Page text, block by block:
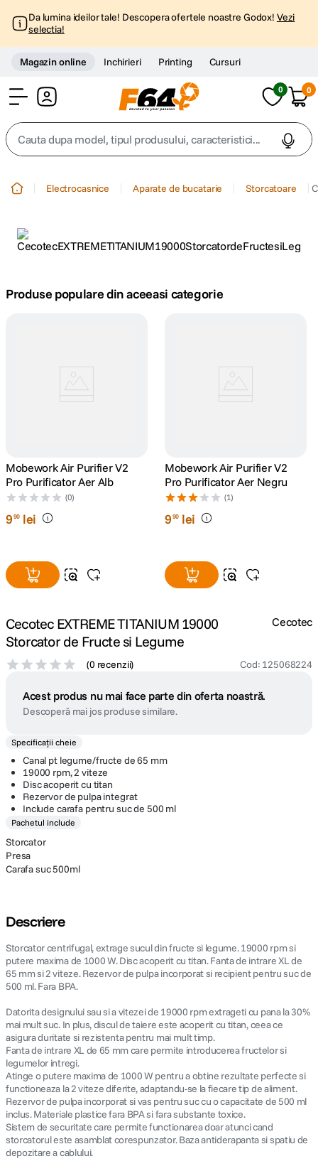
Da lumina ideilor tale! Descopera ofertele noastre Godox! Vezi
selectia!
Magazin online Inchirieri Printing Cursuri
0 0
Cauta dupa model, tipul produsului, caracteristici...
2. trepied
canon sx740 hs
9. dji mic mini
10 .
Electrocasnice Aparate de bucatarie Storcatoare
Produse populare din aceeasi categorie
Mobework Air Purifier V2
Pro Purificator Aer Alb
(0)
990 lei
Mobework Air Purifier V2
Pro Purificator Aer Negru
(1)
990 lei
Cecotec EXTREME TITANIUM 19000
Storcator de Fructe si Legume
(0 recenzii) Cod: 125068224
Cecotec
Acest produs nu mai face parte din oferta noastră.
Descoperă mai jos produse similare.
Specificații cheie
Canal pt legume/fructe de 65 mm
19000 rpm, 2 viteze
Disc acoperit cu titan
Rezervor de pulpa integrat
Include carafa pentru suc de 500 ml
Pachetul include
Storcator
Presa
Carafa suc 500ml
Descriere
Storcator centrifugal, extrage sucul din fructe si legume. 19000 rpm si
putere maxima de 1000 W. Disc acoperit cu titan. Fanta de intrare XL de
65 mm si 2 viteze. Rezervor de pulpa incorporat si recipient pentru suc de
500 ml. Fara BPA.
Datorita designului sau si a vitezei de 19000 rpm extrageti cu pana la 30%
mai mult suc. In plus, discul de taiere este acoperit cu titan, ceea ce
asigura duritate si rezistenta pentru mai mult timp.
Fanta de intrare XL de 65 mm care permite introducerea fructelor si
legumelor intregi.
Atinge o putere maxima de 1000 W pentru a obtine rezultate perfecte si
functioneaza la 2 viteze diferite, adaptandu-se la fiecare tip de aliment.
Rezervor de pulpa incorporat si vas pentru suc cu o capacitate de 500 ml
inclus. Materiale plastice fara BPA si fara substante toxice.
Sistem de securitate care permite functionarea doar atunci cand
storcatorul este asamblat corespunzator. Baza antiderapanta si spatiu de
depozitare a cablului.